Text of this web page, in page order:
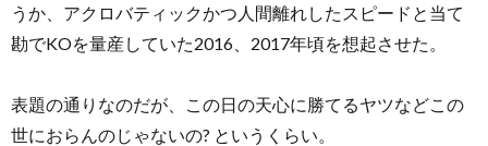
うか、アクロバティックかつ人間離れしたスピードと当て
勘でKOを量産していた2016、2017年頃を想起させた。
表題の通りなのだが、この日の天心に勝てるヤツなどこの
世におらんのじゃないの? というくらい。